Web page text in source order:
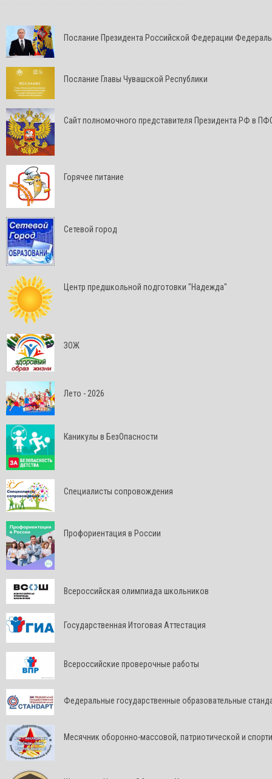
Послание Президента Российской Федерации
Послание Главы Чувашской Республики
Cайт полномочного представителя Президента РФ в
Горячее питание
Сетевой город
Центр предшкольной подготовки "Надежда"
ЗОЖ
Лето - 2026
Каникулы в БезОпасности
Специалисты сопровождения
Профориентация в России
Всероссийская олимпиада школьников
Государственная Итоговая Аттестация
Всероссийские проверочные работы
Федеральные государственные образовательные
Месячник оборонно-массовой, патриотической и